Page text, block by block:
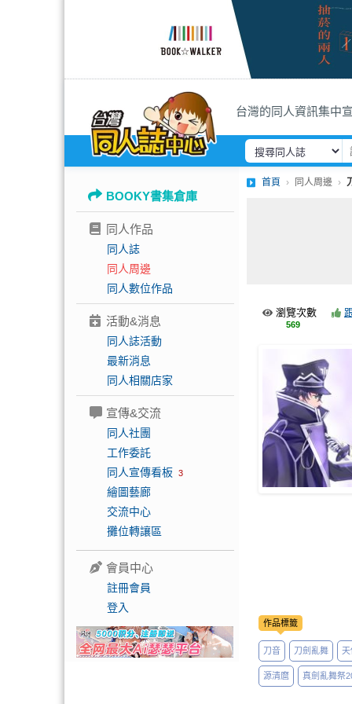
台灣的同人資訊集中
BOOKY書集倉庫
同人作品
同人誌
同人周邊
同人數位作品
活動&消息
同人誌活動
最新消息
同人相關店家
宣傳&交流
同人社團
工作委託
同人宣傳看板 3
繪圖藝廊
交流中心
攤位轉讓區
會員中心
註冊會員
登入
首頁 同人周邊
瀏覽次數
569
作品標籤
刀音 刀劍亂舞 天
源清麿 真劍亂舞祭